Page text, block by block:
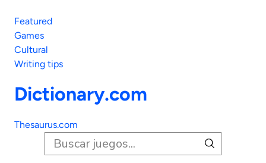
Featured
Games
Cultural
Writing tips
Dictionary.com
Thesaurus.com